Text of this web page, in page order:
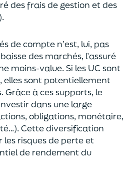
des frais de gestion et des
de compte n’est, lui, pas
des marchés, l’assuré
moins-value. Si les UC sont
elles sont potentiellement
Grâce à ces supports, le
dans une large
obligations, monétaire,
. Cette diversification
risques de perte et
de rendement du